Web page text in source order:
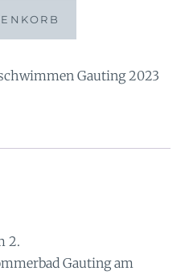
Gauting 2023
2.
Gauting am